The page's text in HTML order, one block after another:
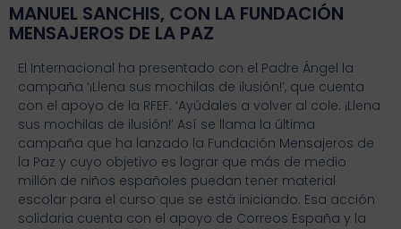
MANUEL SANCHIS, CON LA FUNDACIÓN
MENSAJEROS DE LA PAZ
El Internacional ha presentado con el Padre Ángel la
campaña ‘¡Llena sus mochilas de ilusión!’, que cuenta
con el apoyo de la RFEF. ‘Ayúdales a volver al cole. ¡Llena
sus mochilas de ilusión!’ Así se llama la última
campaña que ha lanzado la Fundación Mensajeros de
la Paz y cuyo objetivo es lograr que más de medio
millón de niños españoles puedan tener material
escolar para el curso que se está iniciando. Esa acción
solidaria cuenta con el apoyo de Correos España y la